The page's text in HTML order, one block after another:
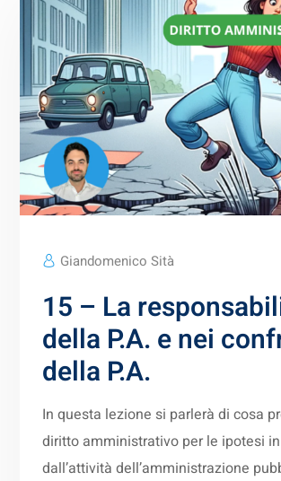
Giandomenico Sità
15 – La
della P.A. e nei
della P.A.
In questa lezione si parlerà di cosa
diritto amministrativo per le ipotesi
dall’attività dell’amministrazione